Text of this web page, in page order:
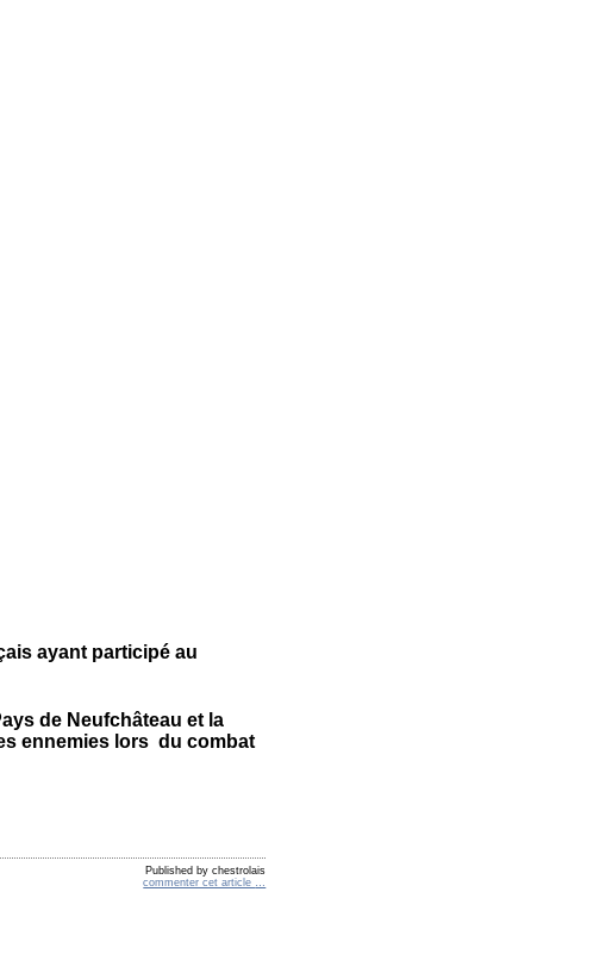
ayant participé au
de Neufchâteau et la
ennemies lors du combat
Published by chestrolais
commenter cet article